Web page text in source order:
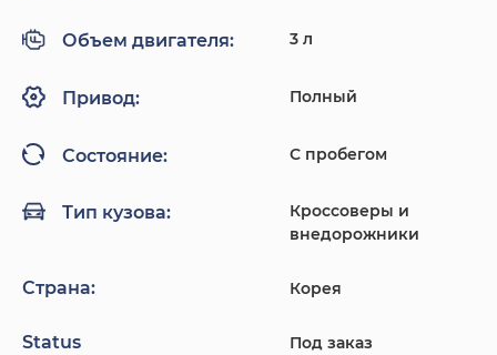
Объем двигателя: 3 л
Привод: Полный
Состояние: С пробегом
Тип кузова:
Кроссоверы и
внедорожники
Страна: Корея
Status Под заказ